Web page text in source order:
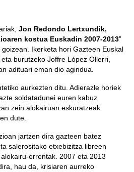
Jon Redondo Lertxundik,
kostua Euskadin 2007-2013”
Ikerketa hori Gazteen Euskal
burutzeko Joffre López Ollerri,
adituari eman dio agindua.
aurkezten ditu. Adierazle horiek
soldatadunei euren kabuz
zein alokairuan eskuratzeak
dute.
jartzen dira gazteen batez
salerositako etxebizitza libreen
errentak. 2007 eta 2013
hau da, krisiaren aurreko